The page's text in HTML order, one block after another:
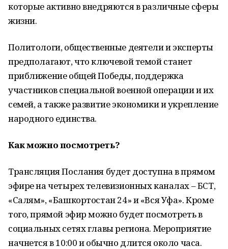
которые активно внедряются в различные сферы
жизни.
Политологи, общественные деятели и эксперты
предполагают, что ключевой темой станет
приближение общей Победы, поддержка
участников специальной военной операции и их
семей, а также развитие экономики и укрепление
народного единства.
Как можно посмотреть?
Трансляция Послания будет доступна в прямом
эфире на четырех телевизионных каналах – БСТ,
«Салям», «Башкортостан 24» и «Вся Уфа». Кроме
того, прямой эфир можно будет посмотреть в
социальных сетях главы региона. Мероприятие
начнется в 10:00 и обычно длится около часа.